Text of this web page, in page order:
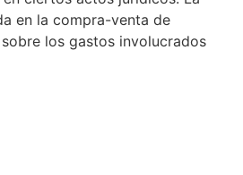
en la compra-venta de
los gastos involucrados